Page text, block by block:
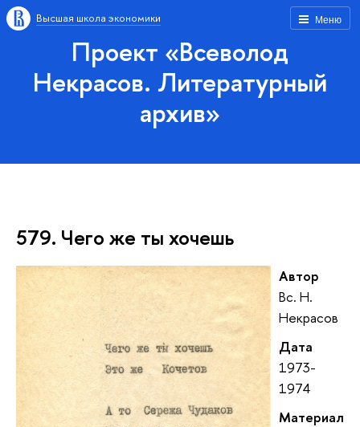
Меню
Высшая школа экономики
Проект «Всеволод
Некрасов. Литературный
архив»
579. Чего же ты хочешь
Автор
Вс. Н.
Некрасов
Дата
1973-
1974
Материал